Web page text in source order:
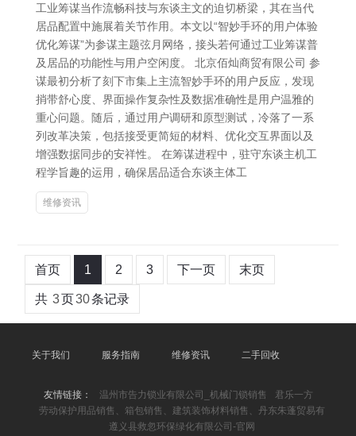
工业筹谋当作流畅科技与东谈主文的迫切桥梁，其在当代
居品配置中施展着关节作用。本文以“智妙手环的用户体验
优化筹谋”为参谋主题弦月网络，接头若何通过工业筹谋普
及居品的功能性与用户空闲度。 北京佰灿商贸有限公司 参
谋最初分析了刻下市集上主流智妙手环的用户反应，发现
捎带舒心度、界面操作复杂性及数据准确性是用户温雅的
重心问题。随后，通过用户调研和原型测试，冷落了一系
列改革决策，包括接受更简短的材料、优化交互界面以及
增强数据同步的安祥性。 在筹谋进程中，驻守东谈主机工
程学旨趣的运用，确保居品适合东谈主体工
维修资讯
首页 1 2 3 下一页 末页
共 3页30条记录
关于我们 服务指南 维修资讯 二手回收
友情链接： 温州市告力锁业有限公司_机械门锁销售
君乐一方
劳动保护用品销售、箱包销售、建筑装饰材料销售、丹东朱蓬贸易有
遵义县救忽环保绿化有限公司-官网